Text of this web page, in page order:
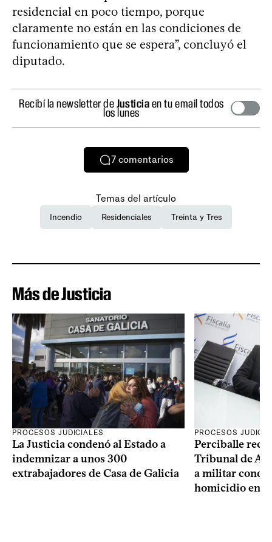
residencial en poco tiempo, porque
claramente no están en las condiciones de
funcionamiento que se espera”, concluyó el
diputado.
Recibí la newsletter deJusticiaen tu email todos
los lunes
7 comentarios
Temas del artículo
Incendio Residenciales Treinta y Tres
Más de Justicia
PROCESOS JUDICIALES
La Justicia condenó al Estado a
indemnizar a unos 300
extrabajadores de Casa de Galicia
PROCESOS
Perciballe
Tribunal de
a militar
homicidio en